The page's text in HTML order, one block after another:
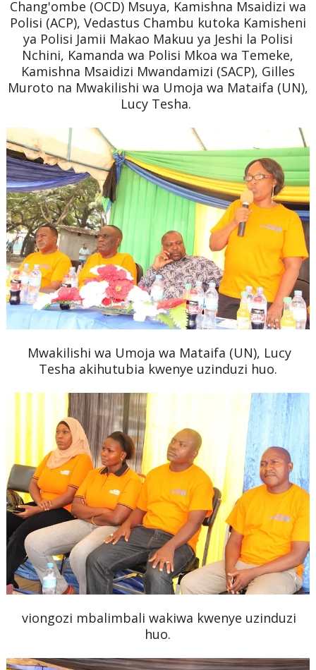
Chang'ombe (OCD) Msuya, Kamishna Msaidizi wa
Polisi (ACP), Vedastus Chambu kutoka Kamisheni
ya Polisi Jamii Makao Makuu ya Jeshi la Polisi
Nchini, Kamanda wa Polisi Mkoa wa Temeke,
Kamishna Msaidizi Mwandamizi (SACP), Gilles
Muroto na Mwakilishi wa Umoja wa Mataifa (UN),
Lucy Tesha.
Mwakilishi wa Umoja wa Mataifa (UN), Lucy
Tesha akihutubia kwenye uzinduzi huo.
viongozi mbalimbali wakiwa kwenye uzinduzi
huo.